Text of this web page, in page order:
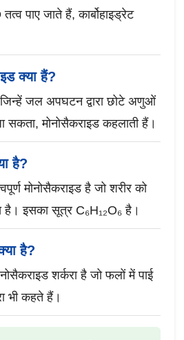
पाए जाते हैं, कार्बोहाइड्रेट
क्या हैं?
जल अपघटन द्वारा छोटे अणुओं
सकता, मोनोसैकराइड कहलाती हैं।
है?
मोनोसैकराइड है जो शरीर को
है। इसका सूत्र C₆H₁₂O₆ है।
है?
शर्करा है जो फलों में पाई
भी कहते हैं।